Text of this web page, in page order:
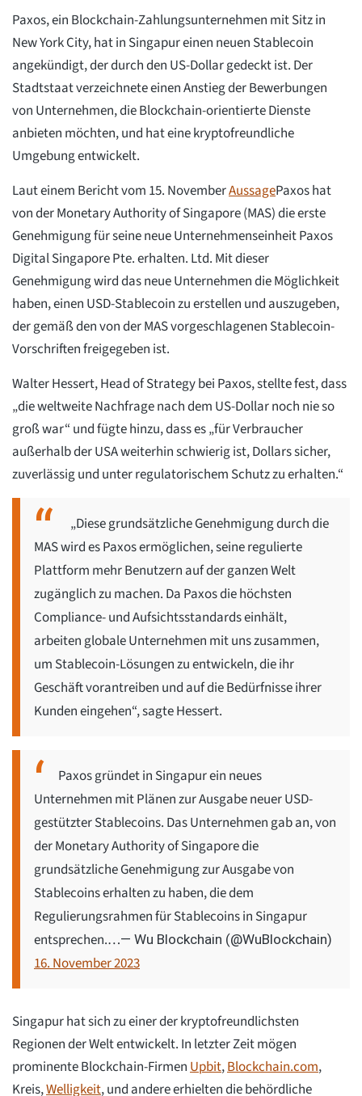
Paxos, ein Blockchain-Zahlungsunternehmen mit Sitz in
New York City, hat in Singapur einen neuen Stablecoin
angekündigt, der durch den US-Dollar gedeckt ist. Der
Stadtstaat verzeichnete einen Anstieg der Bewerbungen
von Unternehmen, die Blockchain-orientierte Dienste
anbieten möchten, und hat eine kryptofreundliche
Umgebung entwickelt.
Laut einem Bericht vom 15. NovemberAussagePaxos hat
von der Monetary Authority of Singapore (MAS) die erste
Genehmigung für seine neue Unternehmenseinheit Paxos
Digital Singapore Pte. erhalten. Ltd. Mit dieser
Genehmigung wird das neue Unternehmen die Möglichkeit
haben, einen USD-Stablecoin zu erstellen und auszugeben,
der gemäß den von der MAS vorgeschlagenen Stablecoin-
Vorschriften freigegeben ist.
Walter Hessert, Head of Strategy bei Paxos, stellte fest, dass
„die weltweite Nachfrage nach dem US-Dollar noch nie so
groß war“ und fügte hinzu, dass es „für Verbraucher
außerhalb der USA weiterhin schwierig ist, Dollars sicher,
zuverlässig und unter regulatorischem Schutz zu erhalten.“
„Diese grundsätzliche Genehmigung durch die
MAS wird es Paxos ermöglichen, seine regulierte
Plattform mehr Benutzern auf der ganzen Welt
zugänglich zu machen. Da Paxos die höchsten
Compliance- und Aufsichtsstandards einhält,
arbeiten globale Unternehmen mit uns zusammen,
um Stablecoin-Lösungen zu entwickeln, die ihr
Geschäft vorantreiben und auf die Bedürfnisse ihrer
Kunden eingehen“, sagte Hessert.
Paxos gründet in Singapur ein neues
Unternehmen mit Plänen zur Ausgabe neuer USD-
gestützter Stablecoins. Das Unternehmen gab an, von
der Monetary Authority of Singapore die
grundsätzliche Genehmigung zur Ausgabe von
Stablecoins erhalten zu haben, die dem
Regulierungsrahmen für Stablecoins in Singapur
entsprechen.…— Wu Blockchain (@WuBlockchain)
16. November 2023
Singapur hat sich zu einer der kryptofreundlichsten
Regionen der Welt entwickelt. In letzter Zeit mögen
prominente Blockchain-FirmenUpbit,Blockchain.com,
Kreis,Welligkeit, und andere erhielten die behördliche